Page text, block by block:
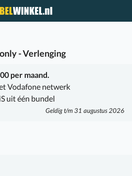
- Verlenging
per maand.
Vodafone netwerk
uit één bundel
Geldig t/m 31 augustus 2026